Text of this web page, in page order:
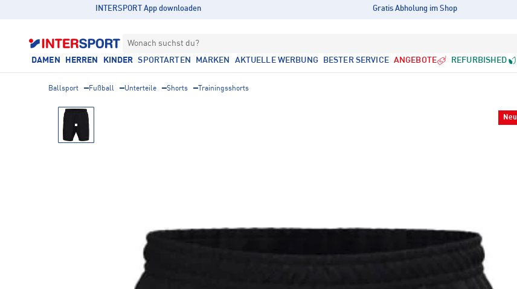
INTERSPORT App downloaden Gratis Abholung im Shop
Wonach suchst du?
DAMEN HERREN KINDER SPORTARTEN MARKEN AKTUELLE WERBUNG BESTER SERVICE ANGEBOTE REFURBISHED
Ballsport Fußball Unterteile Shorts Trainingsshorts
Neu